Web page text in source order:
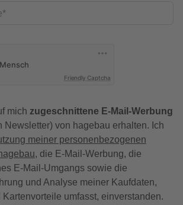
Friendly Captcha
mich zugeschnittene E-Mail-Werbung
Newsletter) von hagebau erhalten. Ich
meiner personenbezogenen
, die E-Mail-Werbung, die
E-Mail-Umgangs sowie die
und Analyse meiner Kaufdaten,
umfasst, einverstanden.